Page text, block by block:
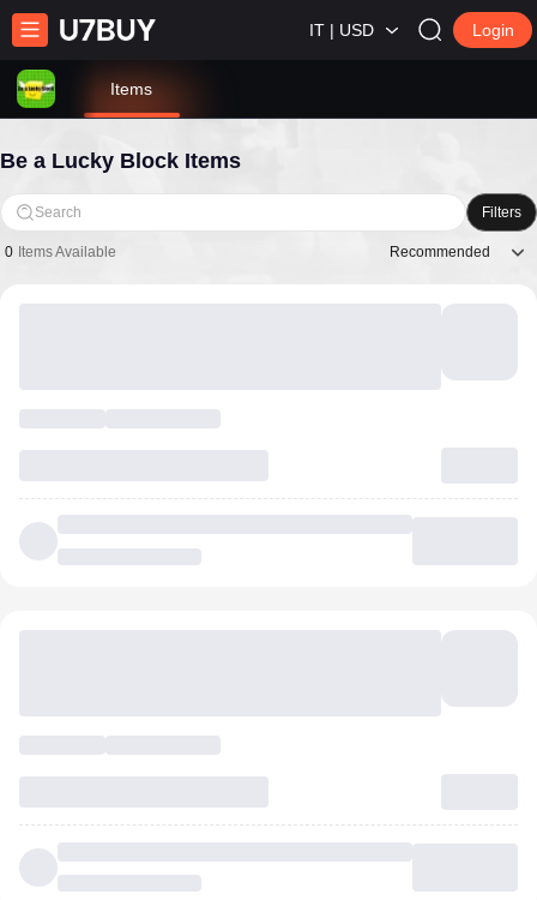
IT | USD Login
Items
Be a Lucky Block Items
Search Filters
0 Items Available Recommended